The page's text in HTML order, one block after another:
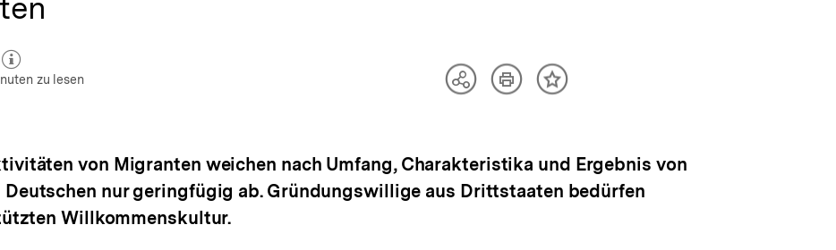
zum Autor)
zu lesen
TeilenArtikelInhalt
von Migranten weichen nach Umfang, Charakteristika und Ergebnis von
Deutschen nur geringfügig ab. Gründungswillige aus Drittstaaten bedürfen
Willkommenskultur.